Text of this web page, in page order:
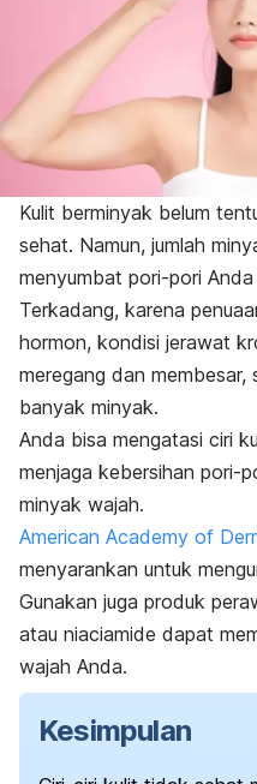
Kulit berminyak belum
sehat. Namun, jumlah
menyumbat pori-pori
Terkadang, karena
hormon, kondisi jerawat
meregang dan membesar,
banyak minyak.
Anda bisa mengatasi ciri
menjaga kebersihan pori-
minyak wajah.
American Academy of
menyarankan untuk
Gunakan juga produk
atau niaciamide dapat
wajah Anda.
Kesimpulan